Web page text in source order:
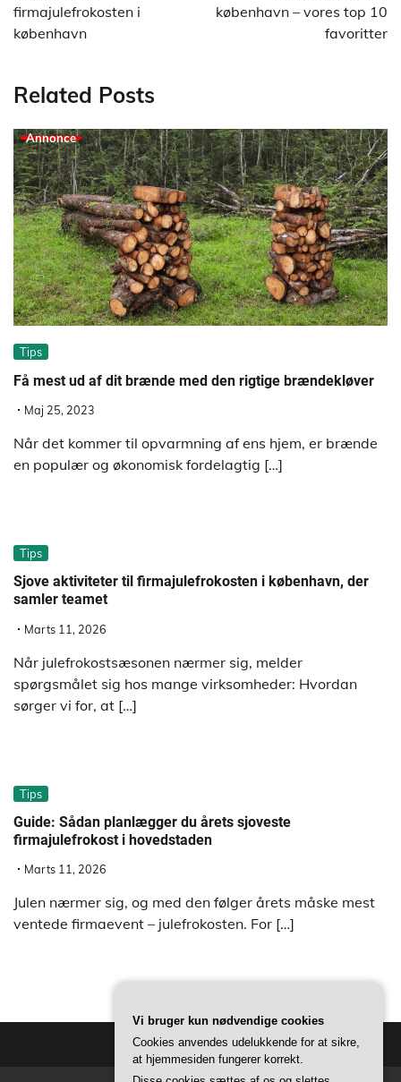
firmajulefrokosten i
københavn
københavn – vores top 10
favoritter
Related Posts
Annonce
Tips
Få mest ud af dit brænde med den rigtige brændekløver
Maj 25, 2023
Når det kommer til opvarmning af ens hjem, er brænde
en populær og økonomisk fordelagtig […]
Tips
Sjove aktiviteter til firmajulefrokosten i københavn, der
samler teamet
Marts 11, 2026
Når julefrokostsæsonen nærmer sig, melder
spørgsmålet sig hos mange virksomheder: Hvordan
sørger vi for, at […]
Tips
Guide: Sådan planlægger du årets sjoveste
firmajulefrokost i hovedstaden
Marts 11, 2026
Julen nærmer sig, og med den følger årets måske mest
ventede firmaevent – julefrokosten. For […]
Vi bruger kun nødvendige cookies
Cookies anvendes udelukkende for at sikre,
at hjemmesiden fungerer korrekt.